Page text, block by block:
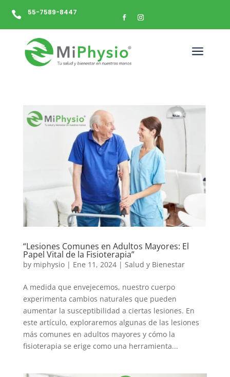
 55-7589-8447
a
“Lesiones Comunes en Adultos Mayores: El
Papel Vital de la Fisioterapia”
by miphysio| Ene 11, 2024| Salud y Bienestar
A medida que envejecemos, nuestro cuerpo
experimenta cambios naturales que pueden
aumentar la susceptibilidad a ciertas lesiones. En
este artículo, exploraremos algunas de las lesiones
más comunes en adultos mayores y cómo la
fisioterapia se erige como una herramienta...